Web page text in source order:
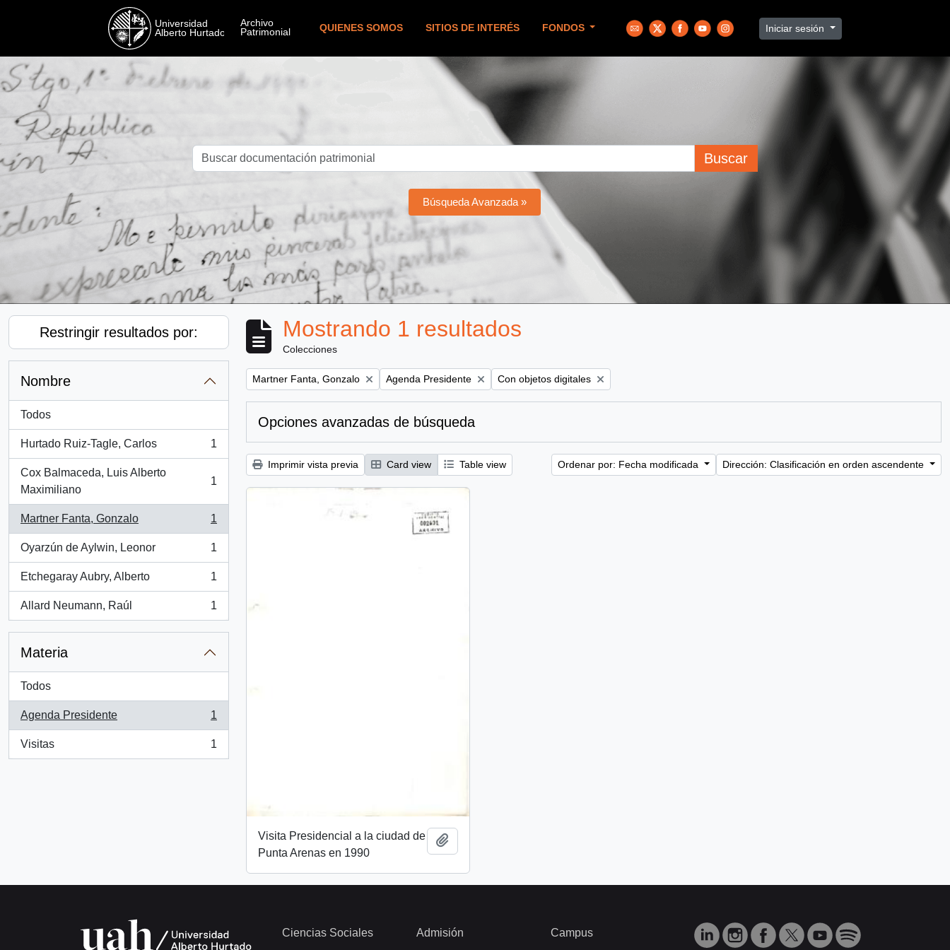
QUIENES SOMOS SITIOS DE INTERÉS FONDOS Iniciar sesión
Buscar
Búsqueda Avanzada »
Restringir resultados por:
Nombre
Todos
Hurtado Ruiz-Tagle, Carlos
, 1 resultados
1
Cox Balmaceda, Luis Alberto
Maximiliano
, 1 resultados
1
Martner Fanta, Gonzalo
, 1 resultados
1
Oyarzún de Aylwin, Leonor
, 1 resultados
1
Etchegaray Aubry, Alberto
, 1 resultados
1
Allard Neumann, Raúl
, 1 resultados
1
Materia
Todos
Agenda Presidente
, 1 resultados
1
Visitas
, 1 resultados
1
Mostrando 1 resultados
Colecciones
Remove filter:
Martner Fanta, Gonzalo Remove filter:
Agenda Presidente Remove filter:
Con objetos digitales
Opciones avanzadas de búsqueda
Imprimir vista previa Card view Table view Ordenar por: Fecha modificada Dirección: Clasificación en orden ascendente
Visita Presidencial a la ciudad de
Punta Arenas en 1990
Ciencias Sociales Admisión Campus